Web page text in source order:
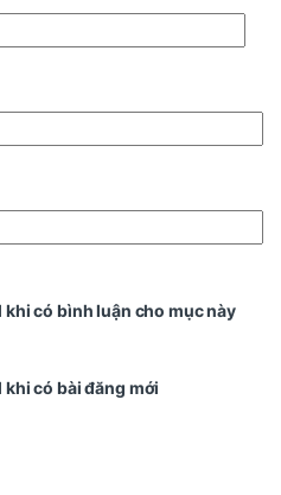
có bình luận cho mục này
có bài đăng mới